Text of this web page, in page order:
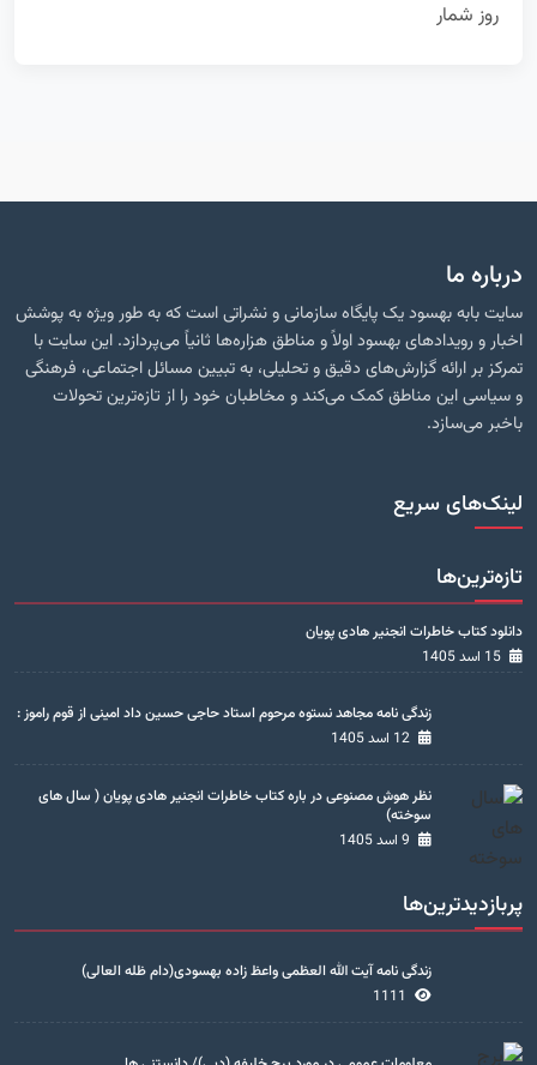
روز شمار
درباره ما
سایت بابه بهسود یک پایگاه سازمانی و نشراتی است که به طور ویژه به پوشش
اخبار و رویدادهای بهسود اولاً و مناطق هزاره‌ها ثانیاً می‌پردازد. این سایت با
تمرکز بر ارائه گزارش‌های دقیق و تحلیلی، به تبیین مسائل اجتماعی، فرهنگی
و سیاسی این مناطق کمک می‌کند و مخاطبان خود را از تازه‌ترین تحولات
باخبر می‌سازد.
لینک‌های سریع
تازه‌ترین‌ها
دانلود کتاب خاطرات انجنیر هادی پویان
زندگی نامه مجاهد نستوه مرحوم استاد حاجی حسین داد امینی از قوم راموز :
نظر هوش مصنوعی در باره کتاب خاطرات انجنیر هادی پویان ( سال های
سوخته)
پربازدیدترین‌ها
زندگی نامه آیت الله العظمی واعظ زاده بهسودی(دام ظله العالی)